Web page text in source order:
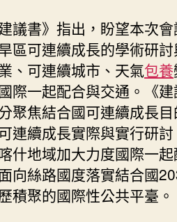
建議書》指出，盼望本次
區可連續成長的學術研
、可連續城市、天氣包養
際一起配合與交通。《
聚焦結合國可連續成長
連續成長實際與實行研
什地域加大力度國際一
向絲路國度落實結合國
積聚的國際性公共平臺。